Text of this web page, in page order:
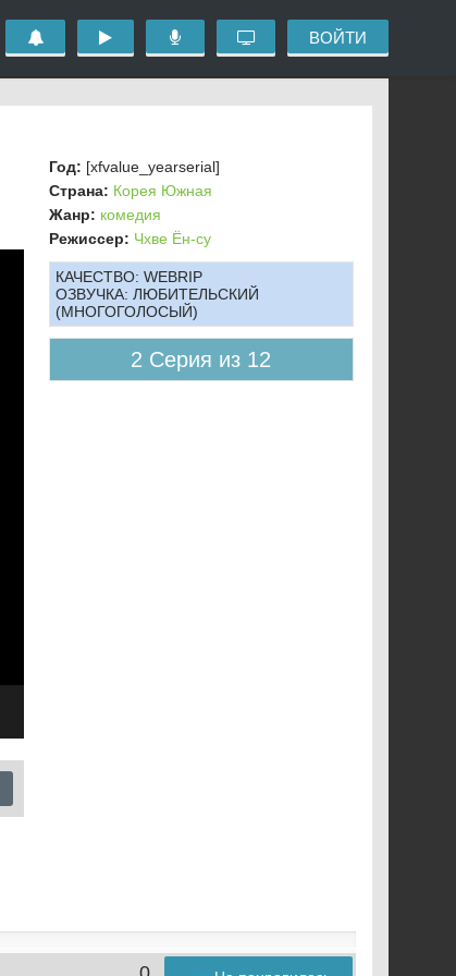
ВОЙТИ
Год: [xfvalue_yearserial]
Страна: Корея Южная
Жанр: комедия
Режиссер: Чхве Ён-су
КАЧЕСТВО: WEBRIP
ОЗВУЧКА: ЛЮБИТЕЛЬСКИЙ
(МНОГОГОЛОСЫЙ)
2 Серия из 12